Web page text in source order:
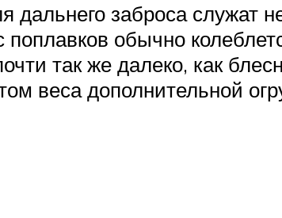
заброса служат
обычно
так же далеко, как
веса дополнительной